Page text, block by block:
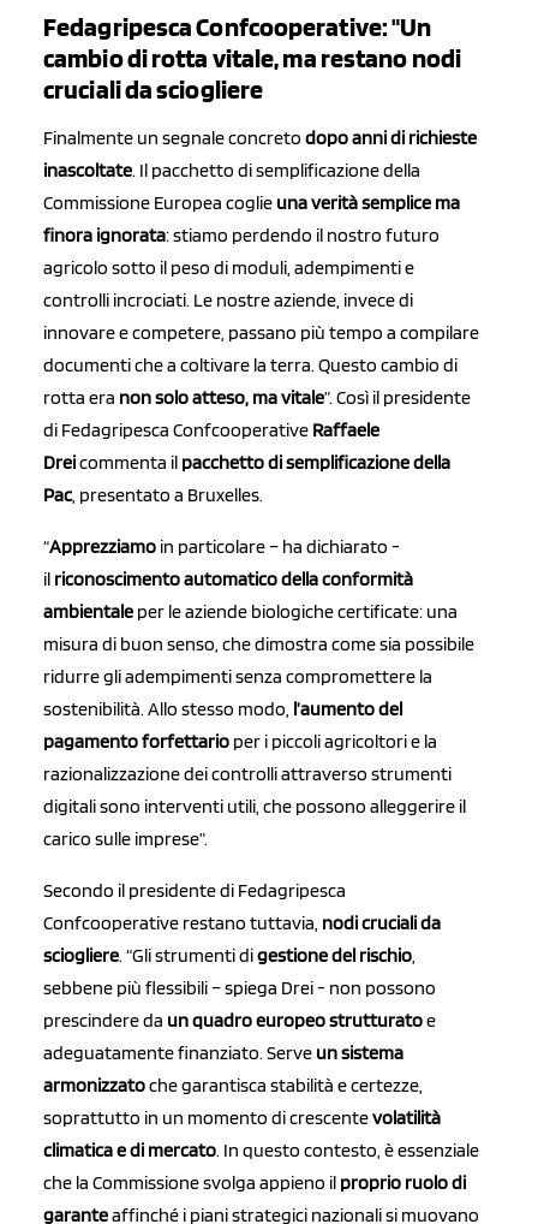
Fedagripesca Confcooperative: "Un
cambio di rotta vitale, ma restano nodi
cruciali da sciogliere
Finalmente un segnale concreto dopo anni di richieste
inascoltate. Il pacchetto di semplificazione della
Commissione Europea coglie una verità semplice ma
finora ignorata: stiamo perdendo il nostro futuro
agricolo sotto il peso di moduli, adempimenti e
controlli incrociati. Le nostre aziende, invece di
innovare e competere, passano più tempo a compilare
documenti che a coltivare la terra. Questo cambio di
rotta era non solo atteso, ma vitale”. Così il presidente
di Fedagripesca Confcooperative Raffaele
Dreicommenta il pacchetto di semplificazione della
Pac, presentato a Bruxelles.
“Apprezziamo in particolare – ha dichiarato -
il riconoscimento automatico della conformità
ambientale per le aziende biologiche certificate: una
misura di buon senso, che dimostra come sia possibile
ridurre gli adempimenti senza compromettere la
sostenibilità. Allo stesso modo, l’aumento del
pagamento forfettario per i piccoli agricoltori e la
razionalizzazione dei controlli attraverso strumenti
digitali sono interventi utili, che possono alleggerire il
carico sulle imprese”.
Secondo il presidente di Fedagripesca
Confcooperative restano tuttavia, nodi cruciali da
sciogliere. “Gli strumenti digestione del rischio,
sebbene più flessibili – spiega Drei - non possono
prescindere da un quadro europeo strutturatoe
adeguatamente finanziato. Serve un sistema
armonizzatoche garantisca stabilità e certezze,
soprattutto in un momento di crescentevolatilità
climatica e di mercato. In questo contesto, è essenziale
che la Commissione svolga appieno il proprio ruolo di
garanteaffinché i piani strategici nazionali si muovano